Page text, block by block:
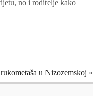
no i roditelje kako
u Nizozemskoj »